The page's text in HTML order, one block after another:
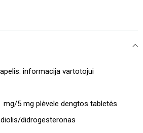
informacija vartotojui
5 mg plėvele dengtos tabletės
didrogesteronas